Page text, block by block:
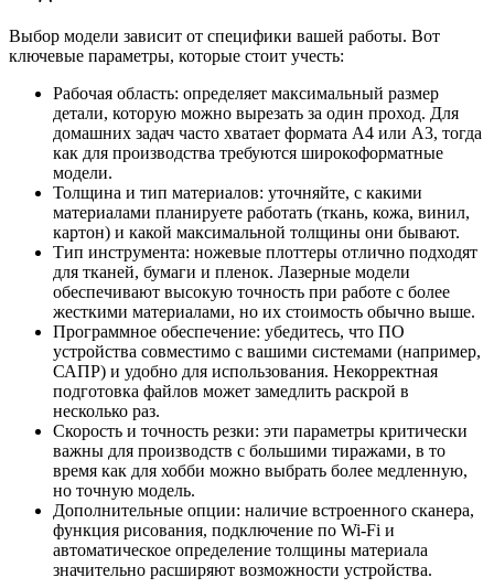
Выбор модели зависит от специфики вашей работы. Вот
ключевые параметры, которые стоит учесть:
Рабочая область: определяет максимальный размер
детали, которую можно вырезать за один проход. Для
домашних задач часто хватает формата А4 или А3, тогда
как для производства требуются широкоформатные
модели.
Толщина и тип материалов: уточняйте, с какими
материалами планируете работать (ткань, кожа, винил,
картон) и какой максимальной толщины они бывают.
Тип инструмента: ножевые плоттеры отлично подходят
для тканей, бумаги и пленок. Лазерные модели
обеспечивают высокую точность при работе с более
жесткими материалами, но их стоимость обычно выше.
Программное обеспечение: убедитесь, что ПО
устройства совместимо с вашими системами (например,
САПР) и удобно для использования. Некорректная
подготовка файлов может замедлить раскрой в
несколько раз.
Скорость и точность резки: эти параметры критически
важны для производств с большими тиражами, в то
время как для хобби можно выбрать более медленную,
но точную модель.
Дополнительные опции: наличие встроенного сканера,
функция рисования, подключение по Wi-Fi и
автоматическое определение толщины материала
значительно расширяют возможности устройства.